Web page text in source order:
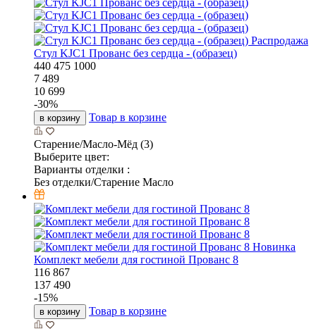
Распродажа
Стул KJC1 Прованс без сердца - (образец)
440 475 1000
7 489
10 699
-30%
в корзину Товар в корзине
Старение/Масло-Мёд (3)
Выберите цвет:
Варианты отделки :
Без отделки/Старение Масло
Новинка
Комплект мебели для гостиной Прованс 8
116 867
137 490
-15%
в корзину Товар в корзине